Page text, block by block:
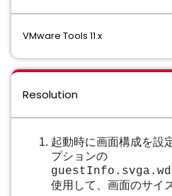
VMware Tools 11.x
Resolution
起動時に画面構成を設
プションの
使用して、画面のサイ